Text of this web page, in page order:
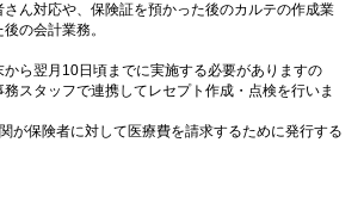
ん対応や、保険証を預かった後のカルテの作成業
の会計業務。
ら翌月10日頃までに実施する必要がありますの
スタッフで連携してレセプト作成・点検を行いま
が保険者に対して医療費を請求するために発行する